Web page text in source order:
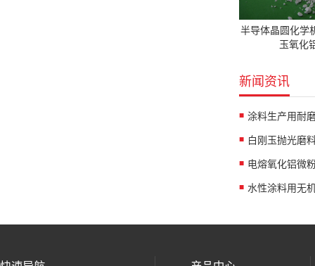
半导体晶圆化学
玉氧化
新闻资讯
涂料生产用耐
白刚玉抛光磨
水性涂料用无